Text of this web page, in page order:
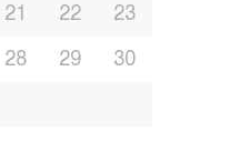
21 22
23
28 29
30